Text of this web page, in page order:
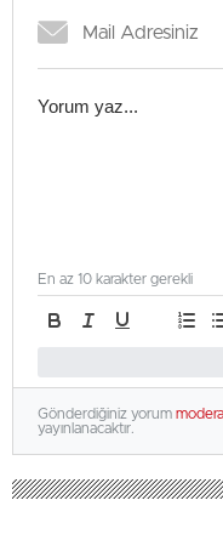
En az 10 karakter gerekli
Gönderdiğiniz yorum
yayınlanacaktır.